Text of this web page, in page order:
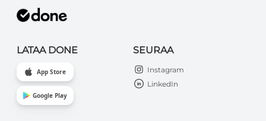
LATAA DONE
App Store
Google Play
SEURAA
Instagram
LinkedIn